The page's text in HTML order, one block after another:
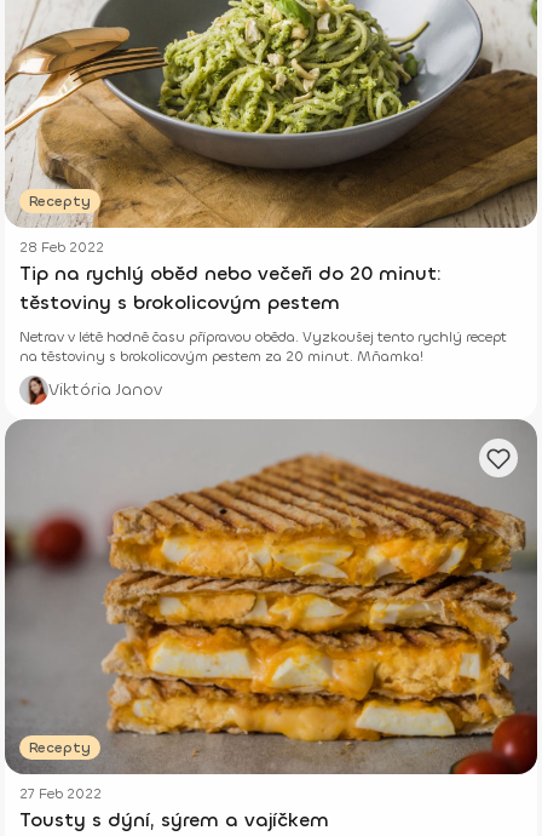
Recepty
28 Feb 2022
Tip na rychlý oběd nebo večeři do 20 minut:
těstoviny s brokolicovým pestem
Netrav v létě hodně času přípravou oběda. Vyzkoušej tento rychlý recept
na těstoviny s brokolicovým pestem za 20 minut. Mňamka!
Viktória Janov
Recepty
27 Feb 2022
Tousty s dýní, sýrem a vajíčkem